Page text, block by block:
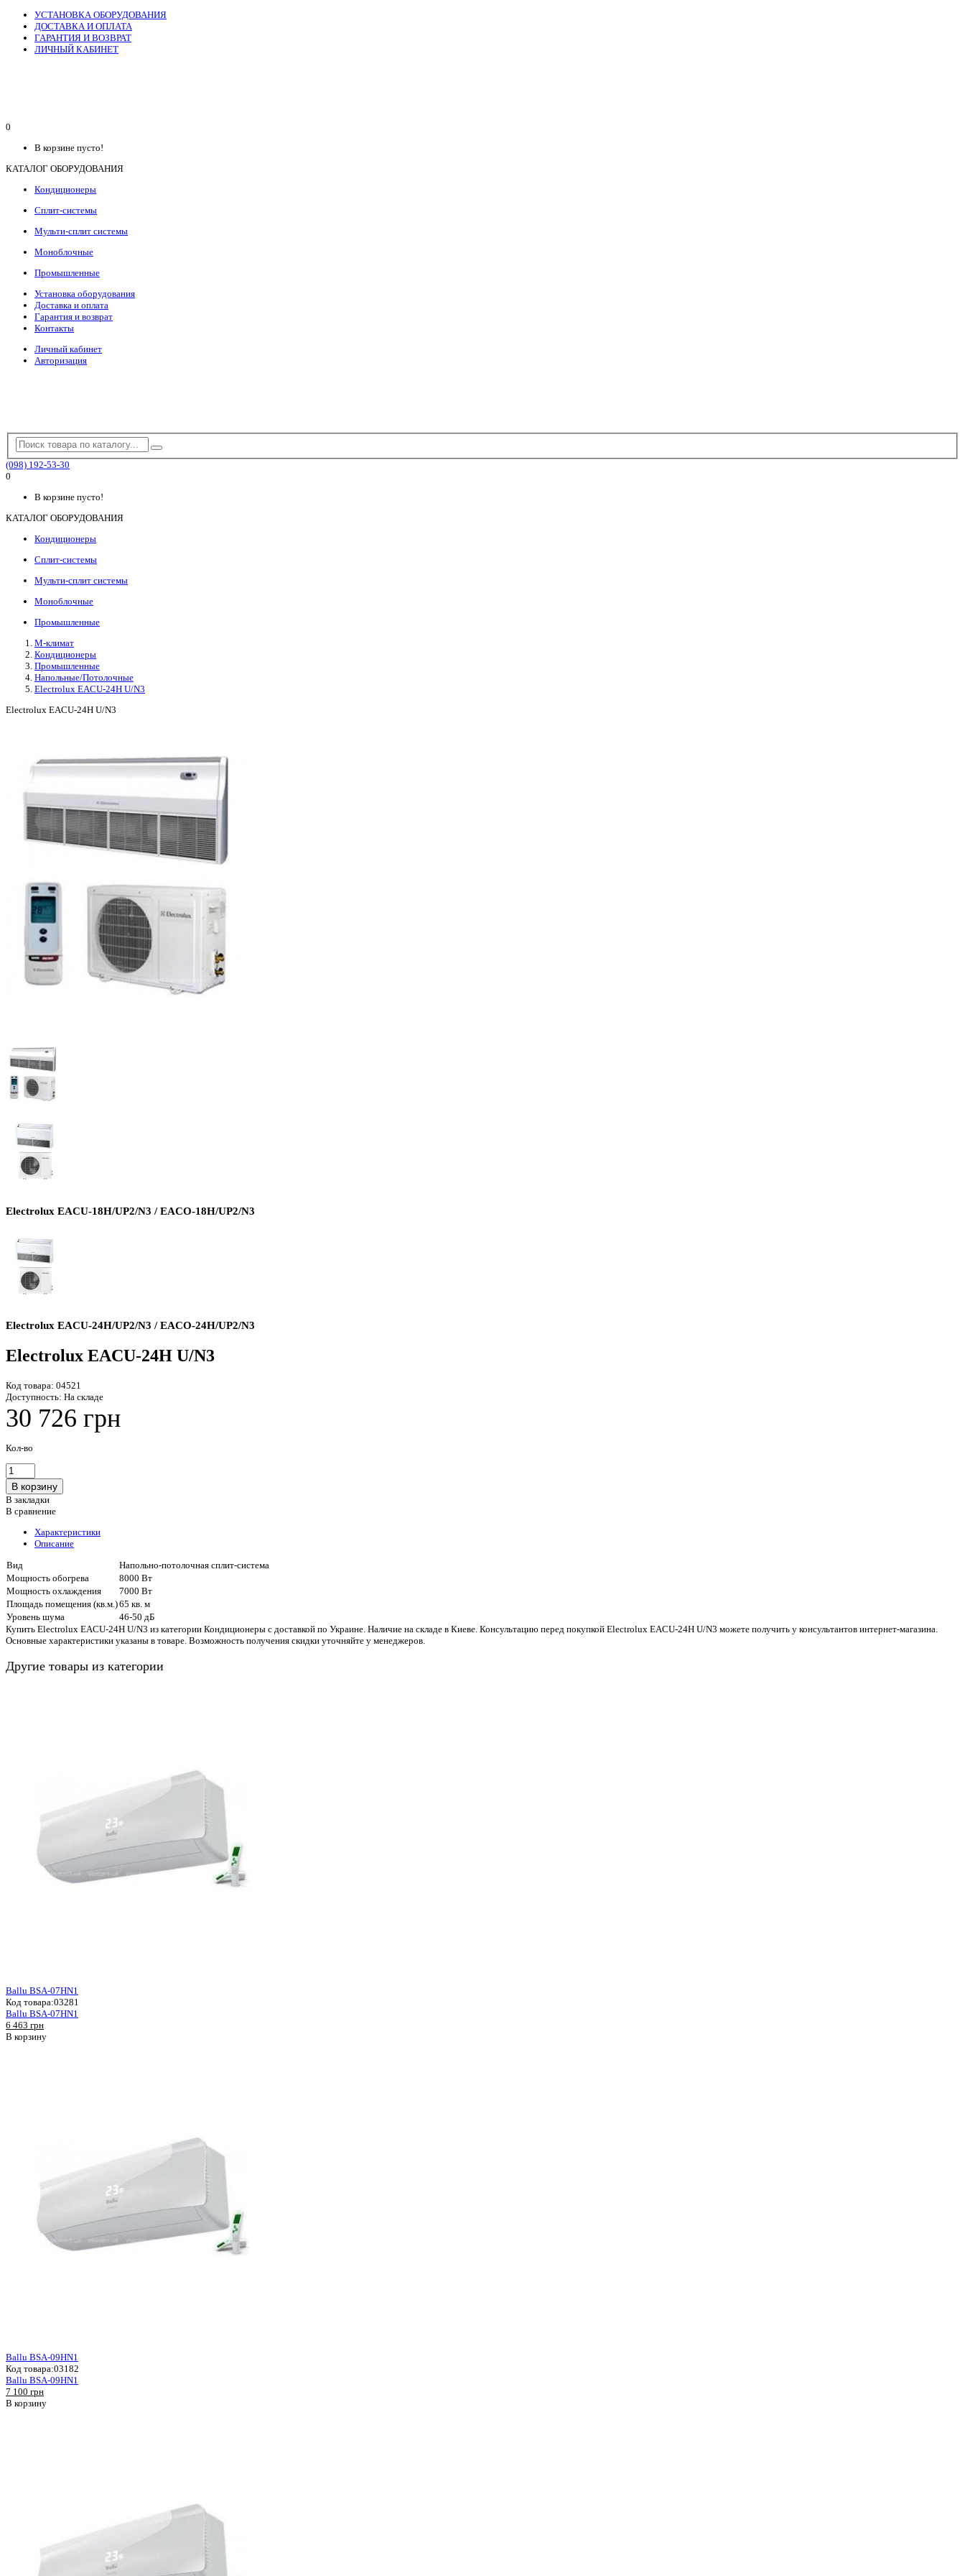
УСТАНОВКА ОБОРУДОВАНИЯ
ДОСТАВКА И ОПЛАТА
ГАРАНТИЯ И ВОЗВРАТ
ЛИЧНЫЙ КАБИНЕТ
0
В корзине пусто!
КАТАЛОГ ОБОРУДОВАНИЯ
Кондиционеры
Сплит-системы
Мульти-сплит системы
Моноблочные
Промышленные
Установка оборудования
Доставка и оплата
Гарантия и возврат
Контакты
Личный кабинет
Авторизация
(098) 192-53-30
0
В корзине пусто!
КАТАЛОГ ОБОРУДОВАНИЯ
Кондиционеры
Сплит-системы
Мульти-сплит системы
Моноблочные
Промышленные
М-климат
Кондиционеры
Промышленные
Напольные/Потолочные
Electrolux EACU-24H U/N3
Electrolux EACU-24H U/N3
Electrolux EACU-18H/UP2/N3 / EACO-18H/UP2/N3
Electrolux EACU-24H/UP2/N3 / EACO-24H/UP2/N3
Electrolux EACU-24H U/N3
Код товара: 04521
Доступность: На складе
30 726 грн
Кол-во
В закладки
В сравнение
Характеристики
Описание
Вид
Напольно-потолочная сплит-система
Мощность обогрева
8000 Вт
Мощность охлаждения
7000 Вт
Площадь помещения (кв.м.)65 кв. м
Уровень шума
46-50 дБ
Купить Electrolux EACU-24H U/N3 из категории Кондиционеры с доставкой по Украине. Наличие на складе в Киеве. Консультацию перед покупкой Electrolux EACU-24H U/N3 можете получить у консультантов интернет-магазина.
Основные характеристики указаны в товаре. Возможность получения скидки уточняйте у менеджеров.
Другие товары из категории
Ballu BSA-07HN1
Код товара:03281
Ballu BSA-07HN1
6 463 грн
В корзину
Ballu BSA-09HN1
Код товара:03182
Ballu BSA-09HN1
7 100 грн
В корзину